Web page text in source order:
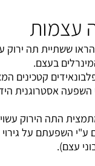
עצמות
ששתיית תה ירוק
בעצם.
קטכינים
השפעה אסטרוגנית
התה הירוק
ע"י השפעתם על
עצם).